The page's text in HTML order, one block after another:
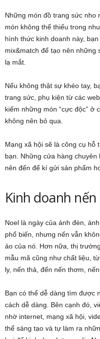
Những món đồ trang sức nho
món không thể thiếu trong
hình thức kinh doanh này,
mix&match để tạo nên những
lạ mắt.
Nếu không thật sự khéo tay,
trang sức, phụ kiện từ các
kiếm những món “cực độc” ở
không nên bỏ qua.
Mạng xã hội sẽ là công cụ hỗ
bạn. Những cửa hàng
nên đến để kí gửi sản phẩm
Kinh doanh nến
Noel là ngày của ánh đèn,
phổ biến, nhưng nến vẫn
ảo của nó. Hơn nữa, thị
mẫu mã cũng như chất liệu,
ly, nến thả, đến nến thơm,
Bạn có thể dễ dàng tìm được
cách dễ dàng. Bên cạnh đó,
nhờ internet, mạng xã hội,
thể sáng tạo và tự làm ra